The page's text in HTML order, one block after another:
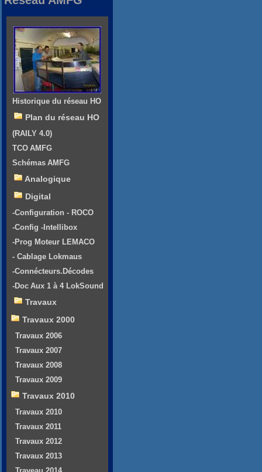
Historique du réseau HO
Plan du réseau HO
(RAILY 4.0)
TCO AMFG
Schémas AMFG
Analogique
Digital
-Configuration - ROCO
-Config -Intellibox
-Prog Moteur LEMACO
- Cablage Lokmaus
-Connécteurs.Décodes
-Doc Aux 1 à 4 LokSound
Travaux
Travaux 2000
Travaux 2006
Travaux 2007
Travaux 2008
Travaux 2009
Travaux 2010
Travaux 2010
Travaux 2011
Travaux 2012
Travaux 2013